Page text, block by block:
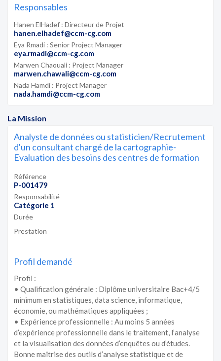
La Mission
Analyste de données ou statisticien/Recrutement
d'un consultant chargé de la cartographie-
Evaluation des besoins des centres de formation
Référence
P-001479
Responsabilité
Catégorie 1
Durée
Prestation
Profil demandé
Profil :
• Qualification générale : Diplôme universitaire Bac+4/5
minimum en statistiques, data science, informatique,
économie, ou mathématiques appliquées ;
• Expérience professionnelle : Au moins 5 années
d’expérience professionnelle dans le traitement, l’analyse
et la visualisation des données d’enquêtes ou d’études.
Bonne maîtrise des outils d’analyse statistique et de
Responsables
Hanen ElHadef : Directeur de Projet
hanen.elhadef@ccm-cg.com
Eya Rmadi : Senior Project Manager
eya.rmadi@ccm-cg.com
Marwen Chaouali : Project Manager
marwen.chawali@ccm-cg.com
Nada Hamdi : Project Manager
nada.hamdi@ccm-cg.com